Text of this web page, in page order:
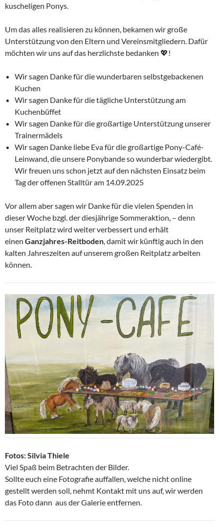
kuscheligen Ponys.
Um das alles realisieren zu können, bekamen wir große
Unterstützung von den Eltern und Vereinsmitgliedern. Dafür
möchten wir uns auf das herzlichste bedanken 💖!
Wir sagen Danke für die wunderbaren selbstgebackenen
Kuchen
Wir sagen Danke für die tägliche Unterstützung am
Kuchenbüffet
Wir sagen Danke für die großartige Unterstützung unserer
Trainermädels
Wir sagen Danke liebe Eva für die großartige Pony-Café-
Leinwand, die unsere Ponybande so wunderbar wiedergibt.
Wir freuen uns schon jetzt auf den nächsten Einsatz beim
Tag der offenen Stalltür am 14.09.2025
Vor allem aber sagen wir Danke für die vielen Spenden in
dieser Woche bzgl. der diesjährige Sommeraktion, – denn
unser Reitplatz wird weiter verbessert und erhält
einen Ganzjahres-Reitboden , damit wir künftig auch in den
kalten Jahreszeiten auf unserem großen Reitplatz arbeiten
können.
Fotos: Silvia Thiele
Viel Spaß beim Betrachten der Bilder.
Sollte euch eine Fotografie auffallen, welche nicht online
gestellt werden soll, nehmt Kontakt mit uns auf, wir werden
das Foto dann aus der Galerie entfernen.